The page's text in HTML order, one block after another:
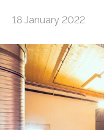
18 January 2022